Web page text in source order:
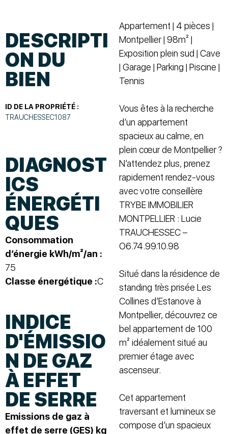
DESCRIPTI
ON DU
BIEN
ID DE LA PROPRIÉTÉ :
TRAUCHESSEC1087
DIAGNOST
ICS
ÉNERGÉTI
QUES
Consommation
d’énergie kWh/m²/an :
75
Classe énergétique :C
INDICE
D'ÉMISSIO
N DE GAZ
À EFFET
DE SERRE
Emissions de gaz à
effet de serre (GES) kg
Appartement | 4 pièces |
Montpellier | 98m² |
Exposition plein sud | Cave
| Garage | Parking | Piscine |
Tennis
Vous êtes à la recherche
d’un appartement
spacieux au calme, en
plein cœur de Montpellier ?
N’attendez plus, prenez
rapidement rendez-vous
avec votre conseillère
TRYBE IMMOBILIER
MONTPELLIER : Lucie
TRAUCHESSEC –
O6.74.99.10.98
Situé dans la résidence de
standing très prisée Les
Collines d’Estanove à
Montpellier, découvrez ce
bel appartement de 100
m² idéalement situé au
premier étage avec
ascenseur.
Cet appartement
traversant et lumineux se
compose d’un spacieux